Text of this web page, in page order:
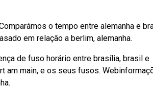
o tempo entre alemanha e
em relação a berlim, alemanha.
de fuso horário entre brasília, brasil e
am main, e os seus fusos.